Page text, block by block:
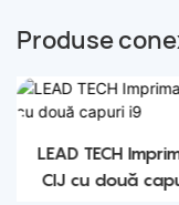
Produse
LEAD TECH
CIJ cu două